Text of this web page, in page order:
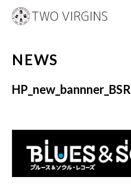
NEWS
HP_new_bannner_BSR